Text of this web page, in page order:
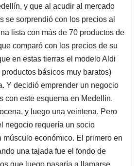
s
y que al acudir al mercado
se sorprendió con los precios al
lista con más de 70 productos de
comparó con los precios de su
en estas tierras el modelo Aldi
básicos muy baratos)
Y decidió emprender un negocio
con este esquema en Medellín.
y luego una veintena. Pero
negocio requería un socio
músculo económico. El primero en
una tajada fue el fondo de